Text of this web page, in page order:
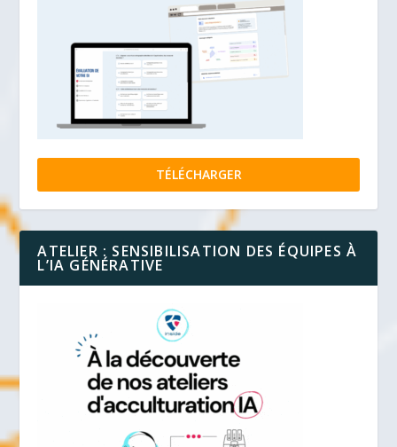
TÉLÉCHARGER
ATELIER : SENSIBILISATION DES ÉQUIPES À
L’IA GÉNÉRATIVE